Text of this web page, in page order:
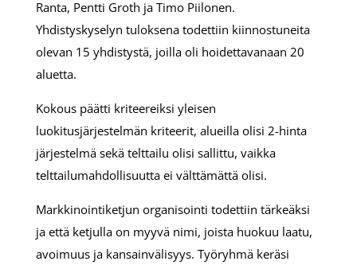
Ranta, Pentti Groth ja Timo Piilonen.
Yhdistyskyselyn tuloksena todettiin kiinnostuneita
olevan 15 yhdistystä, joilla oli hoidettavanaan 20
aluetta.
Kokous päätti kriteereiksi yleisen
luokitusjärjestelmän kriteerit, alueilla olisi 2-hinta
järjestelmä sekä telttailu olisi sallittu, vaikka
telttailumahdollisuutta ei välttämättä olisi.
Markkinointiketjun organisointi todettiin tärkeäksi
ja että ketjulla on myyvä nimi, joista huokuu laatu,
avoimuus ja kansainvälisyys. Työryhmä keräsi